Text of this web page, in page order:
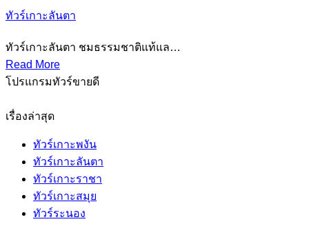
ทัวร์เกาะลันตา
ทัวร์เกาะลันตา ชมธรรมชาติแท้แล…
Read More
โปรแกรมทัวร์ขายดี
เรื่องล่าสุด
ทัวร์เกาะพงัน
ทัวร์เกาะลันตา
ทัวร์เกาะราชา
ทัวร์เกาะสมุย
ทัวร์ระนอง